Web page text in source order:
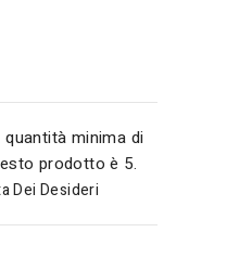
quantità minima di
prodotto è 5.
Dei Desideri